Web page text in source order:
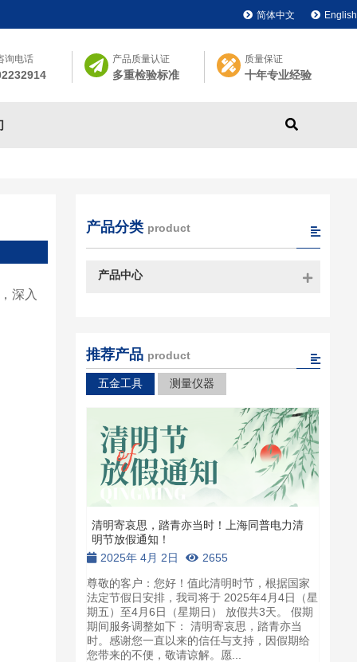
简体中文 English
询电话 产品质量认证
多重检验标准
质量保证
十年专业经验
深入
产品分类 product
产品中心
推荐产品 product
五金工具 测量仪器
清明寄哀思，踏青亦当时！上海同普电力清
明节放假通知！
2025年 4月 2日
2655
尊敬的客户：您好！值此清明时节，根据国家
法定节假日安排，我司将于 2025年4月4日（星
期五）至4月6日（星期日） 放假共3天。 假期
期间服务调整如下： 清明寄哀思，踏青亦当
时。感谢您一直以来的信任与支持，因假期给
您带来的不便，敬请谅解。愿...